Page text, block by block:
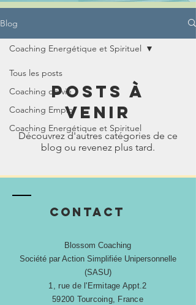
Blog
Tous les posts
Coaching de vie
Coaching Emploi
Coaching Energétique et Spirituel
Coaching Energétique et Spirituel
Posts à
venir
Découvrez d'autres catégories de ce
blog ou revenez plus tard.
Contact
Blossom Coaching
Société par Action Simplifiée Unipersonnelle
(SASU)
1, rue de l'Ermitage Appt.2
59200 Tourcoing, France